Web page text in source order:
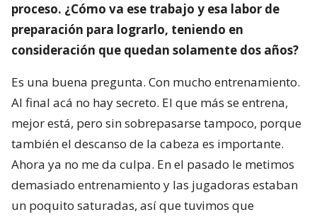
proceso. ¿Cómo va ese trabajo y esa labor de
preparación para lograrlo, teniendo en
consideración que quedan solamente dos años?
Es una buena pregunta. Con mucho entrenamiento.
Al final acá no hay secreto. El que más se entrena,
mejor está, pero sin sobrepasarse tampoco, porque
también el descanso de la cabeza es importante.
Ahora ya no me da culpa. En el pasado le metimos
demasiado entrenamiento y las jugadoras estaban
un poquito saturadas, así que tuvimos que